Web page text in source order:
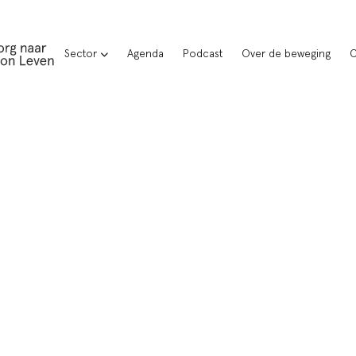
Sector Agenda Podcast Over de beweging